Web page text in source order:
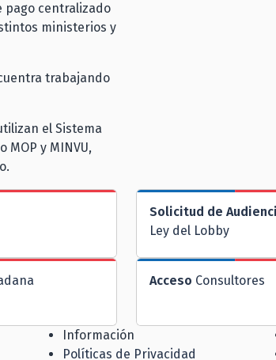
centralizado
ministerios y
trabajando
el Sistema
MOP y MINVU,
Solicitud de
Ley del Lobby
Acceso Consultores
Información
Políticas de Privacidad